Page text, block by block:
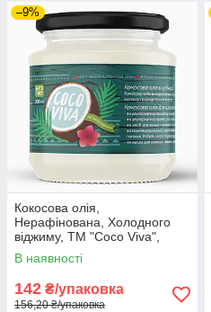
–9%
Кокосова олія,
Нерафінована, Холодного
віджиму, ТМ "Coco Viva",
200мл
В наявності
142 ₴/упаковка
156,20 ₴/упаковка